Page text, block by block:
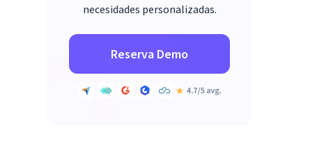
necesidades personalizadas.
Reserva Demo